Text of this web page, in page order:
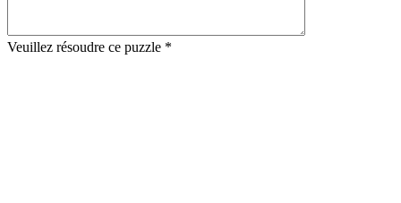
Veuillez résoudre ce puzzle *